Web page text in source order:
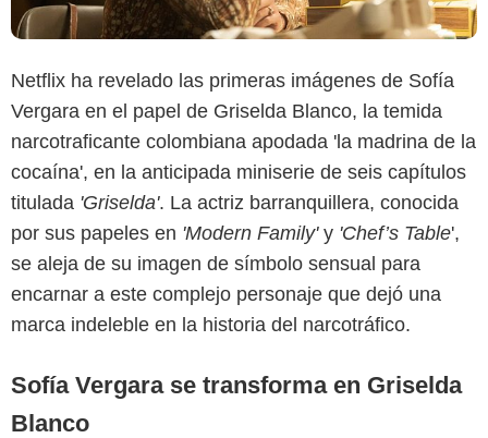
Netflix ha revelado las primeras imágenes de Sofía
Vergara en el papel de Griselda Blanco, la temida
narcotraficante colombiana apodada 'la madrina de la
cocaína', en la anticipada miniserie de seis capítulos
titulada 'Griselda'. La actriz barranquillera, conocida
por sus papeles en 'Modern Family'y 'Chef’s Table',
se aleja de su imagen de símbolo sensual para
encarnar a este complejo personaje que dejó una
marca indeleble en la historia del narcotráfico.
Sofía Vergara se transforma en Griselda
Blanco